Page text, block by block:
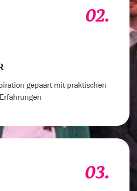
02.
gepaart mit praktischen
03.